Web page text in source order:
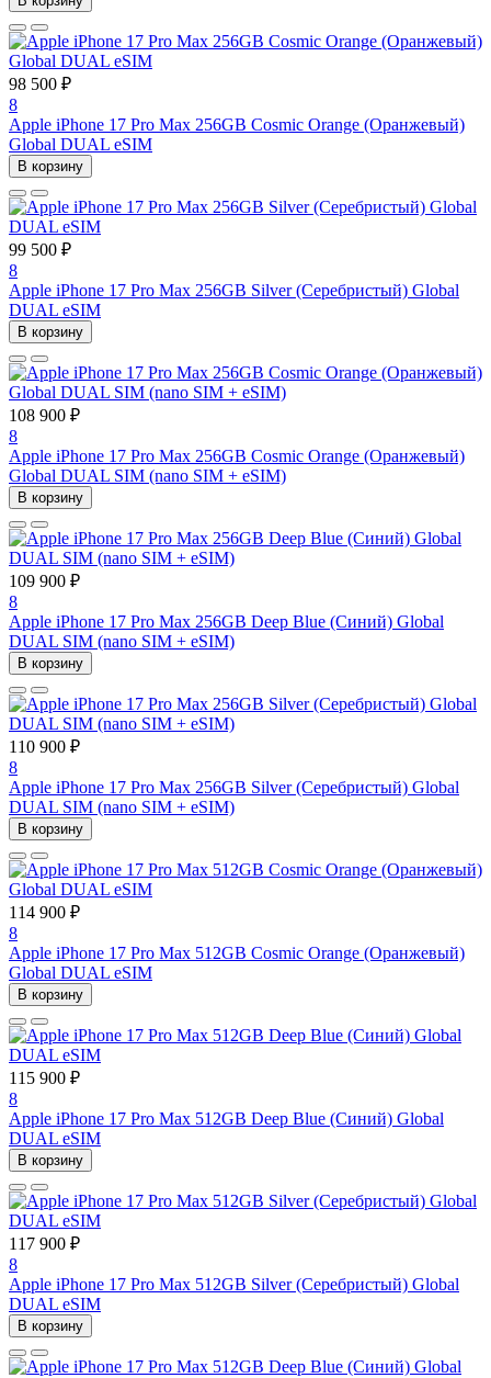
98 500 ₽
8
Apple iPhone 17 Pro Max 256GB Cosmic Orange (Оранжевый)
Global DUAL eSIM
В корзину
99 500 ₽
8
Apple iPhone 17 Pro Max 256GB Silver (Серебристый) Global
DUAL eSIM
В корзину
108 900 ₽
8
Apple iPhone 17 Pro Max 256GB Cosmic Orange (Оранжевый)
Global DUAL SIM (nano SIM + eSIM)
В корзину
109 900 ₽
8
Apple iPhone 17 Pro Max 256GB Deep Blue (Синий) Global
DUAL SIM (nano SIM + eSIM)
В корзину
110 900 ₽
8
Apple iPhone 17 Pro Max 256GB Silver (Серебристый) Global
DUAL SIM (nano SIM + eSIM)
В корзину
114 900 ₽
8
Apple iPhone 17 Pro Max 512GB Cosmic Orange (Оранжевый)
Global DUAL eSIM
В корзину
115 900 ₽
8
Apple iPhone 17 Pro Max 512GB Deep Blue (Синий) Global
DUAL eSIM
В корзину
117 900 ₽
8
Apple iPhone 17 Pro Max 512GB Silver (Серебристый) Global
DUAL eSIM
В корзину